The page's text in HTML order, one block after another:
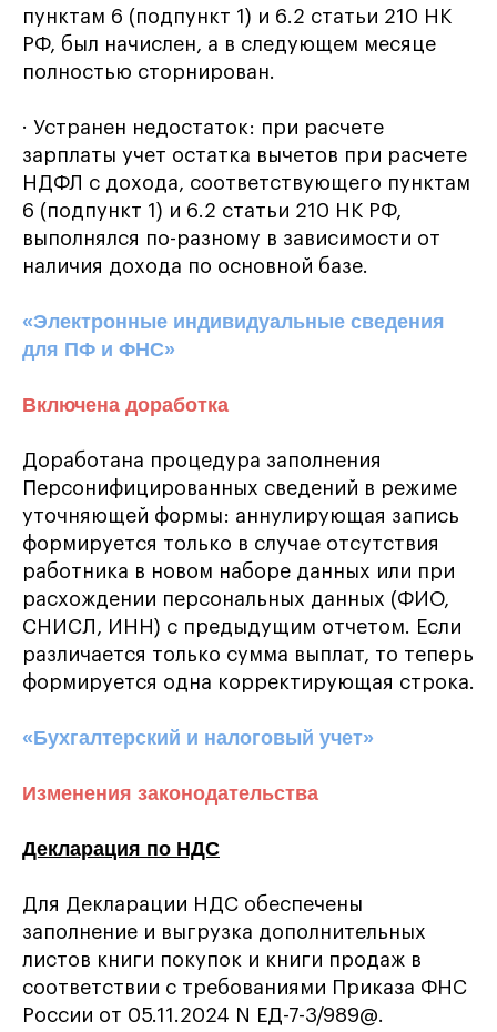
пунктам 6 (подпункт 1) и 6.2 статьи 210 НК
РФ, был начислен, а в следующем месяце
полностью сторнирован.
· Устранен недостаток: при расчете
зарплаты учет остатка вычетов при расчете
НДФЛ с дохода, соответствующего пунктам
6 (подпункт 1) и 6.2 статьи 210 НК РФ,
выполнялся по-разному в зависимости от
наличия дохода по основной базе.
«Электронные индивидуальные сведения
для ПФ и ФНС»
Включена доработка
Доработана процедура заполнения
Персонифицированных сведений в режиме
уточняющей формы: аннулирующая запись
формируется только в случае отсутствия
работника в новом наборе данных или при
расхождении персональных данных (ФИО,
СНИСЛ, ИНН) с предыдущим отчетом. Если
различается только сумма выплат, то теперь
формируется одна корректирующая строка.
«Бухгалтерский и налоговый учет»
Изменения законодательства
Декларация по НДС
Для Декларации НДС обеспечены
заполнение и выгрузка дополнительных
листов книги покупок и книги продаж в
соответствии с требованиями Приказа ФНС
России от 05.11.2024 N ЕД-7-3/989@.